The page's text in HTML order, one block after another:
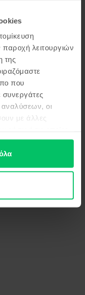
παροχή λειτουργιών
της
που
συνεργάτες
αναλύσεων, οι
με άλλες
μέρους σας χρήση